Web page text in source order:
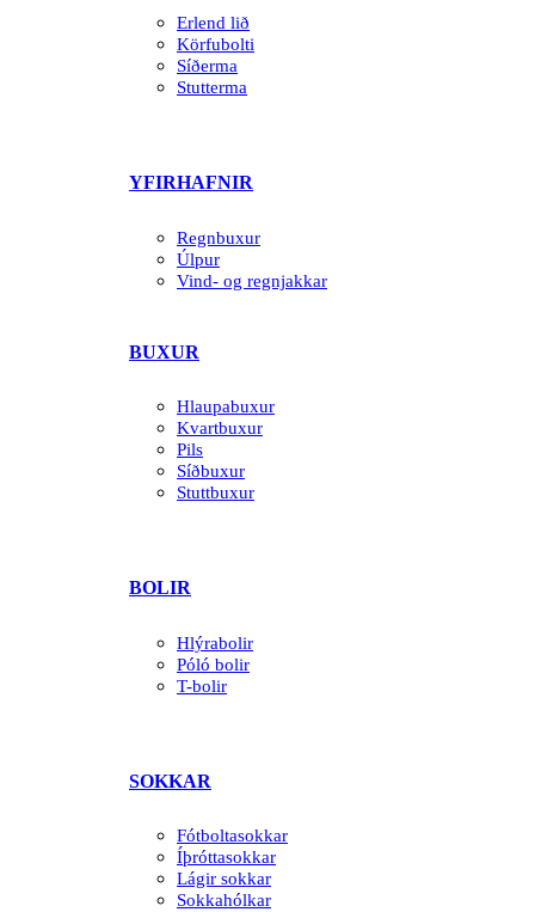
Erlend lið
Körfubolti
Síðerma
Stutterma
YFIRHAFNIR
Regnbuxur
Úlpur
Vind- og regnjakkar
BUXUR
Hlaupabuxur
Kvartbuxur
Pils
Síðbuxur
Stuttbuxur
BOLIR
Hlýrabolir
Póló bolir
T-bolir
SOKKAR
Fótboltasokkar
Íþróttasokkar
Lágir sokkar
Sokkahólkar